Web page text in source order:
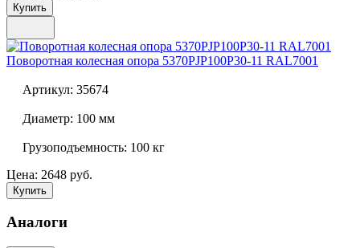
Купить
Поворотная колесная опора 5370PJP100P30-11 RAL7001
Артикул: 35674
Диаметр: 100 мм
Грузоподъемность: 100 кг
Цена: 2648 руб.
Купить
Аналоги